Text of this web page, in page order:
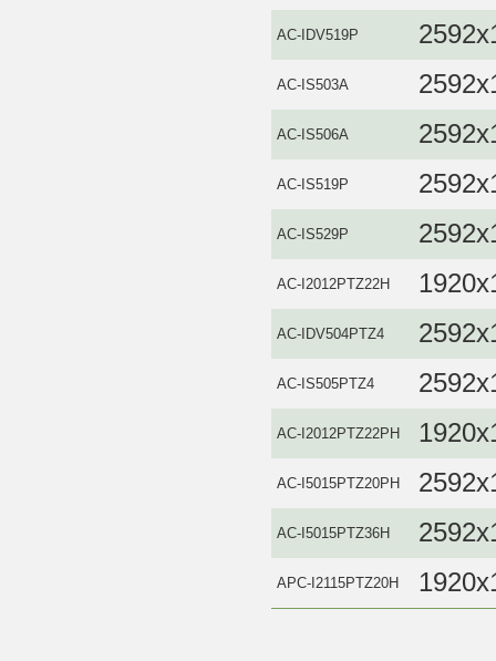
AC-IDV519P
AC-IS503A
AC-IS506A
AC-IS519P
AC-IS529P
AC‐I2012PTZ22H
AC-IDV504PTZ4
AC-IS505PTZ4
AC-I2012PTZ22PH
AC-I5015PTZ20PH
AC-I5015PTZ36H
APC-I2115PTZ20H